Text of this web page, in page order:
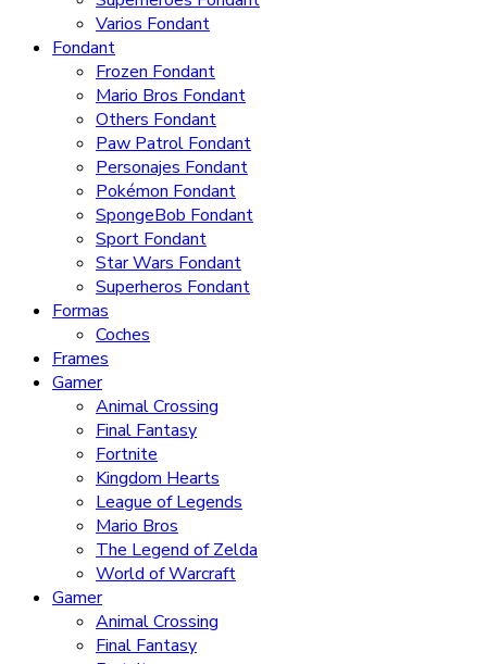
Varios Fondant
Fondant
Frozen Fondant
Mario Bros Fondant
Others Fondant
Paw Patrol Fondant
Personajes Fondant
Pokémon Fondant
SpongeBob Fondant
Sport Fondant
Star Wars Fondant
Superheros Fondant
Formas
Coches
Frames
Gamer
Animal Crossing
Final Fantasy
Fortnite
Kingdom Hearts
League of Legends
Mario Bros
The Legend of Zelda
World of Warcraft
Gamer
Animal Crossing
Final Fantasy